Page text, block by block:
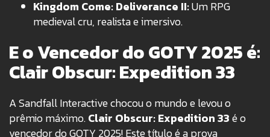
Kingdom Come: Deliverance II:Um RPG
medieval cru, realista e imersivo.
E o Vencedor do GOTY 2025 é:
Clair Obscur: Expedition 33
A Sandfall Interactive chocou o mundo e levou o
prêmio máximo.Clair Obscur: Expedition 33é o
vencedor do GOTY 2025! Este título é a prova